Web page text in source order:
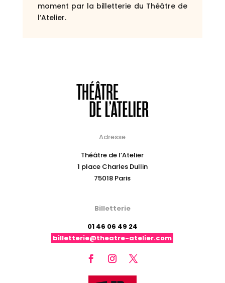
moment par la billetterie du Théâtre de
l’Atelier.
Adresse
Théâtre de l’Atelier
1 place Charles Dullin
75018 Paris
Billetterie
01 46 06 49 24
billetterie@theatre-atelier.com